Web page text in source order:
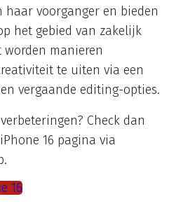
haar voorganger en bieden
het gebied van zakelijk
manieren
te uiten via een
vergaande editing-opties.
Check dan
16 pagina via
16